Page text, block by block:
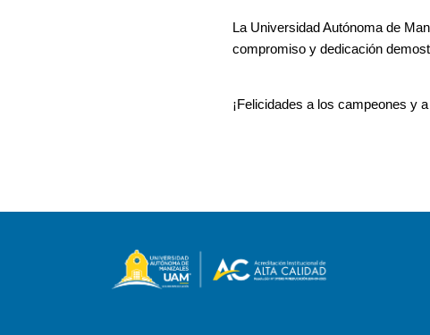
La Universidad Autónoma de
compromiso y dedicación
¡Felicidades a los campeones y